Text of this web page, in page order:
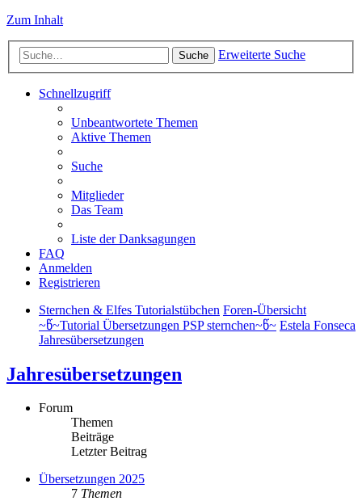
Zum Inhalt
Suche Erweiterte Suche
Schnellzugriff
Unbeantwortete Themen
Aktive Themen
Suche
Mitglieder
Das Team
Liste der Danksagungen
FAQ
Anmelden
Registrieren
Sternchen & Elfes Tutorialstübchen Foren-Übersicht
~წ~Tutorial Übersetzungen PSP sternchen~წ~ Estela Fonseca
Jahresübersetzungen
Jahresübersetzungen
Forum
Themen
Beiträge
Letzter Beitrag
Übersetzungen 2025
7 Themen